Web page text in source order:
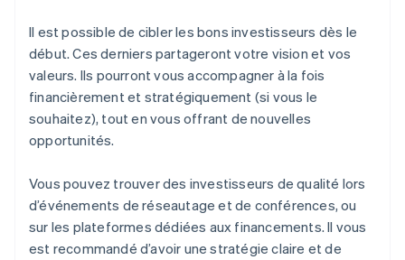
Il est possible de cibler les bons investisseurs dès le
début. Ces derniers partageront votre vision et vos
valeurs. Ils pourront vous accompagner à la fois
financièrement et stratégiquement (si vous le
souhaitez), tout en vous offrant de nouvelles
opportunités.
Vous pouvez trouver des investisseurs de qualité lors
d’événements de réseautage et de conférences, ou
sur les plateformes dédiées aux financements. Il vous
est recommandé d’avoir une stratégie claire et de